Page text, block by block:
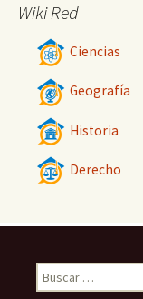
Wiki Red
Ciencias
Geografía
Historia
Derecho
Buscar: